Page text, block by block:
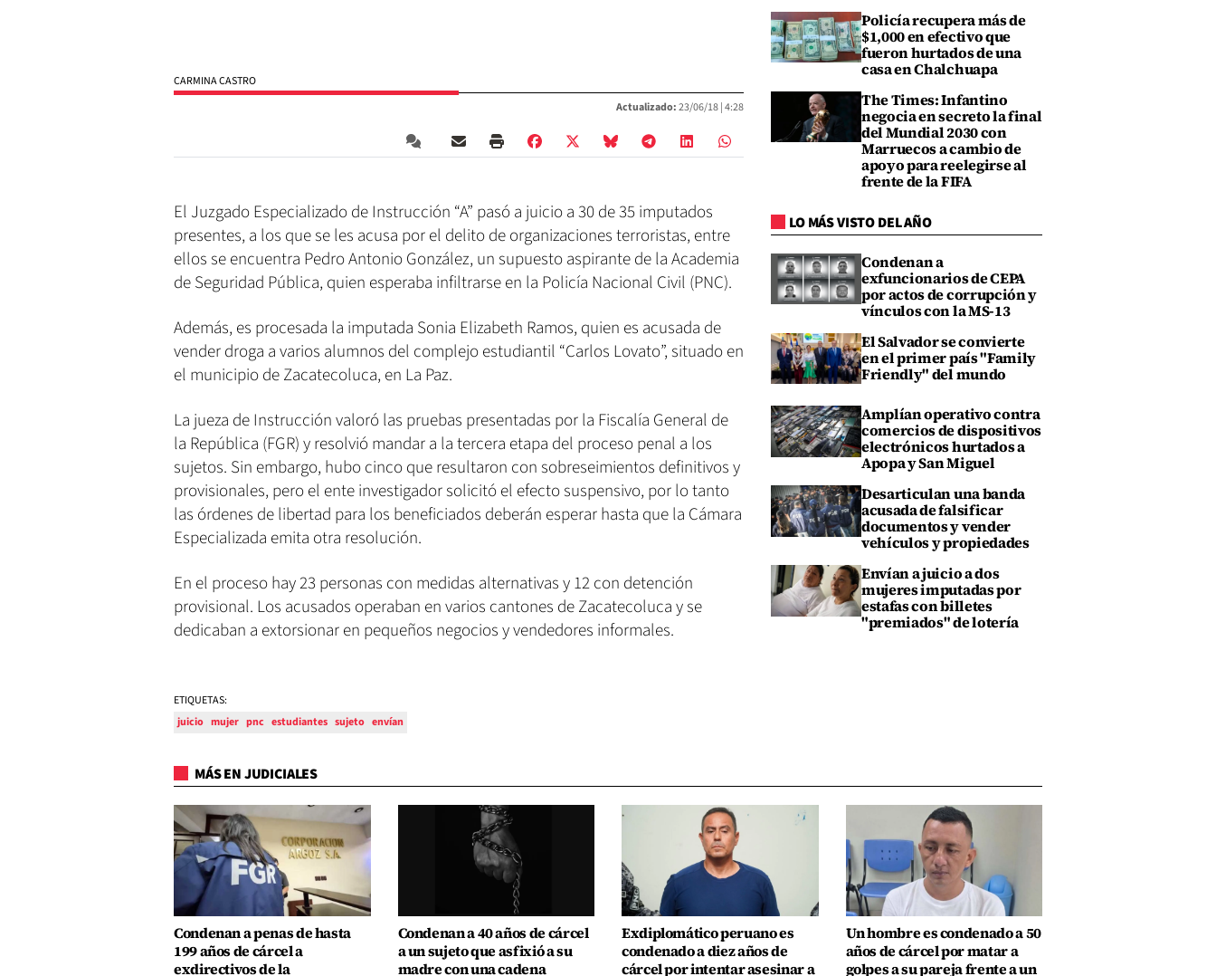
CARMINA CASTRO
Actualizado:23/06/18 |4:28
El Juzgado Especializado de Instrucción “A” pasó a juicio a 30 de 35 imputados
presentes, a los que se les acusa por el delito de organizaciones terroristas, entre
ellos se encuentra Pedro Antonio González, un supuesto aspirante de la Academia
de Seguridad Pública, quien esperaba infiltrarse en la Policía Nacional Civil (PNC).
Además, es procesada la imputada Sonia Elizabeth Ramos, quien es acusada de
vender droga a varios alumnos del complejo estudiantil “Carlos Lovato”, situado en
el municipio de Zacatecoluca, en La Paz.
La jueza de Instrucción valoró las pruebas presentadas por la Fiscalía General de
la República (FGR) y resolvió mandar a la tercera etapa del proceso penal a los
sujetos. Sin embargo, hubo cinco que resultaron con sobreseimientos definitivos y
provisionales, pero el ente investigador solicitó el efecto suspensivo, por lo tanto
las órdenes de libertad para los beneficiados deberán esperar hasta que la Cámara
Especializada emita otra resolución.
En el proceso hay 23 personas con medidas alternativas y 12 con detención
provisional. Los acusados operaban en varios cantones de Zacatecoluca y se
dedicaban a extorsionar en pequeños negocios y vendedores informales.
ETIQUETAS:
juicio mujer pnc estudiantes sujeto envían
Policía recupera más de
$1,000 en efectivo que
fueron hurtados de una
casa en Chalchuapa
The Times: Infantino
negocia en secreto la final
del Mundial 2030 con
Marruecos a cambio de
apoyo para reelegirse al
frente de la FIFA
LO MÁS VISTO DEL AÑO
Condenan a
exfuncionarios de CEPA
por actos de corrupción y
vínculos con la MS-13
El Salvador se convierte
en el primer país "Family
Friendly" del mundo
Amplían operativo contra
comercios de dispositivos
electrónicos hurtados a
Apopa y San Miguel
Desarticulan una banda
acusada de falsificar
documentos y vender
vehículos y propiedades
Envían a juicio a dos
mujeres imputadas por
estafas con billetes
"premiados" de lotería
MÁS EN JUDICIALES
Condenan a penas de hasta
199 años de cárcel a
exdirectivos de la
Condenan a 40 años de cárcel
a un sujeto que asfixió a su
madre con una cadena
Exdiplomático peruano es
condenado a diez años de
cárcel por intentar asesinar a
Un hombre es condenado a 50
años de cárcel por matar a
golpes a su pareja frente a un